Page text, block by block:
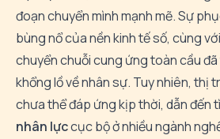
đoạn chuyển mình mạnh mẽ. Sự
bùng nổ của nền kinh tế số, cùng
chuyển chuỗi cung ứng toàn cầu
khổng lồ về nhân sự. Tuy nhiên, thị
chưa thể đáp ứng kịp thời, dẫn đến
nhân lựccục bộ ở nhiều ngành